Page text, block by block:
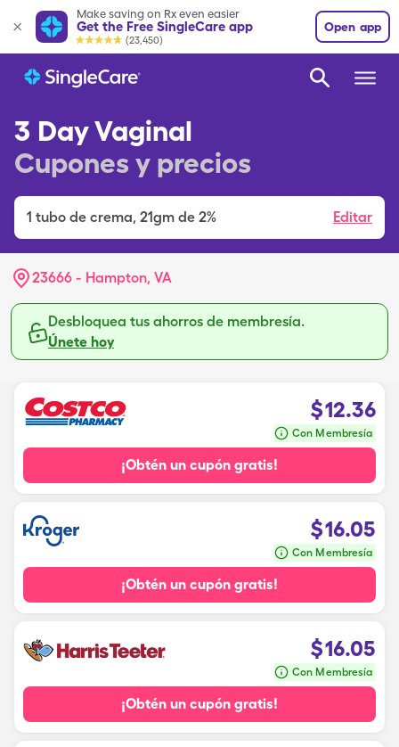
Make saving on Rx even easier
Get the Free SingleCare app
(23,450)
Open app
3 Day Vaginal
Cupones y precios
1 tubo de crema, 21gm de 2% Editar
23666 - Hampton, VA
Desbloquea tus ahorros de membresía.
Únete hoy
$12.36
Con Membresía
¡Obtén un cupón gratis!
$16.05
Con Membresía
¡Obtén un cupón gratis!
$16.05
Con Membresía
¡Obtén un cupón gratis!